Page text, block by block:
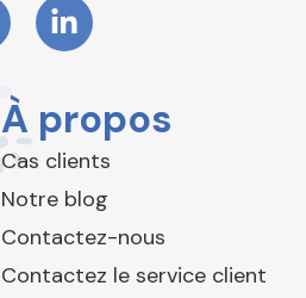
À propos
Cas clients
Notre blog
Contactez-nous
Contactez le service client